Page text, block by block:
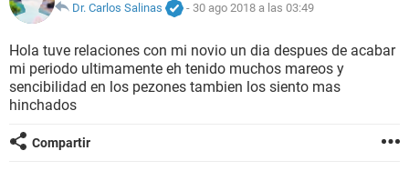
SEXUALIDAD
Dr. Carlos Salinas
- 30 ago 2018 a las 03:49
Hola tuve relaciones con mi novio un dia despues de acabar
mi periodo ultimamente eh tenido muchos mareos y
sencibilidad en los pezones tambien los siento mas
hinchados
Compartir